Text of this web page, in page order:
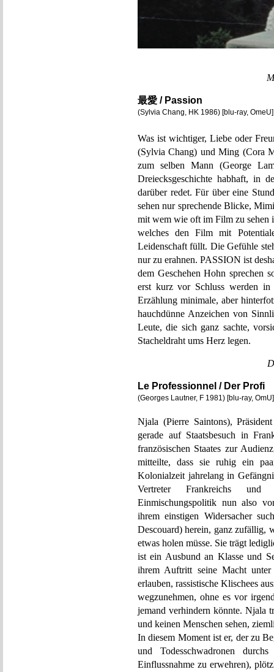
最愛 / Passion
(Sylvia Chang, HK 1986) [blu-ray, OmeU]
Was ist wichtiger, Liebe oder
(Sylvia Chang) und Ming (Cora
zum selben Mann (George
Dreiecksgeschichte habhaft, in
darüber redet. Für über eine
sehen nur sprechende Blicke,
mit wem wie oft im Film zu sehen
welches den Film mit
Leidenschaft füllt. Die Gefühle
nur zu erahnen. PASSION ist
dem Geschehen Hohn sprechen
erst kurz vor Schluss werden in
Erzählung minimale, aber
hauchdünne Anzeichen von
Leute, die sich ganz sachte,
Stacheldraht ums Herz legen.
Le Professionnel / Der Profi
(Georges Lautner, F 1981) [blu-ray, OmU]
Njala (Pierre Saintons),
gerade auf Staatsbesuch in
französischen Staates zur
mitteilte, dass sie ruhig ein
Kolonialzeit jahrelang in
Vertreter Frankreichs und
Einmischungspolitik nun also
ihrem einstigen Widersacher
Descouard) herein, ganz zufällig,
etwas holen müsse. Sie trägt
ist ein Ausbund an Klasse und
ihrem Auftritt seine Macht
erlauben, rassistische Klischees
wegzunehmen, ohne es vor
jemand verhindern könnte. Njala
und keinen Menschen sehen,
In diesem Moment ist er, der zu
und Todesschwadronen
Einflussnahme zu erwehren),